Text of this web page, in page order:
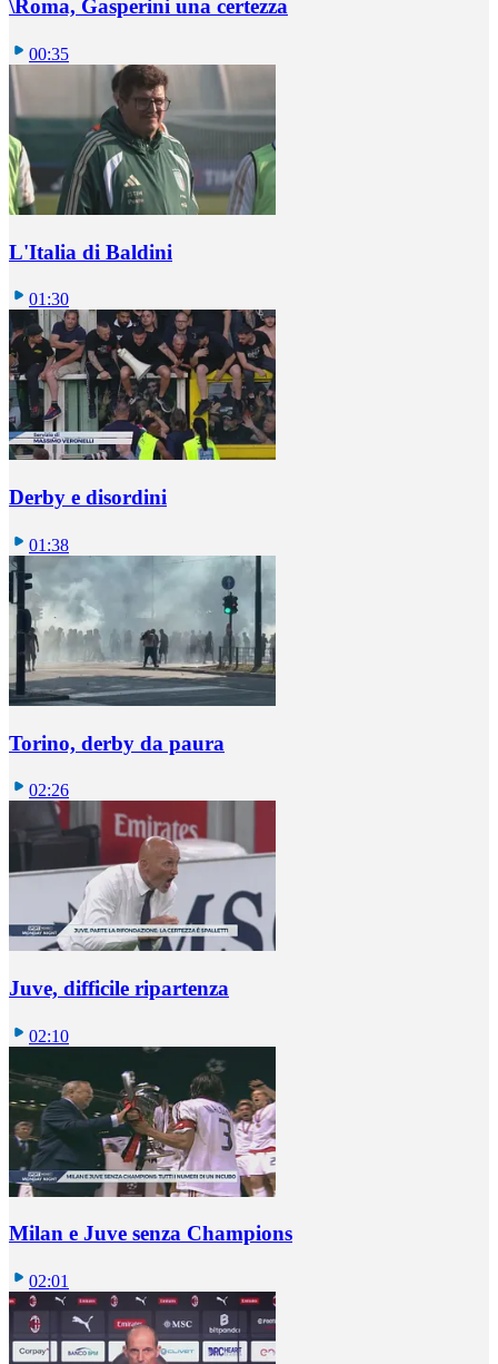
\Roma, Gasperini una certezza
00:35
L'Italia di Baldini
01:30
Derby e disordini
01:38
Torino, derby da paura
02:26
Juve, difficile ripartenza
02:10
Milan e Juve senza Champions
02:01